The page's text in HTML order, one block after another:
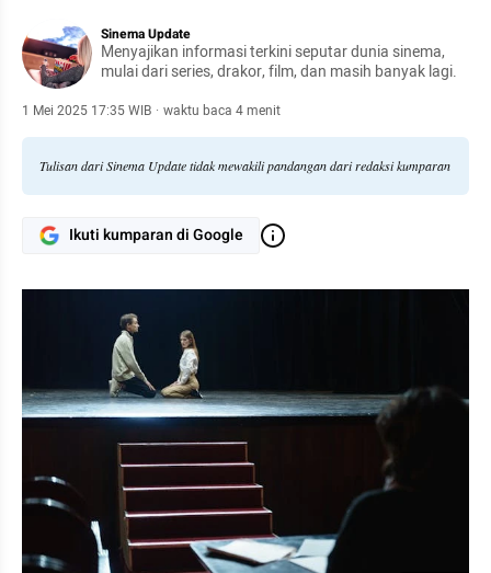
Sinema Update
Menyajikan informasi terkini seputar dunia sinema,
mulai dari series, drakor, film, dan masih banyak lagi.
1 Mei 2025 17:35 WIB · waktu baca 4 menit
Tulisan dari Sinema Update tidak mewakili pandangan dari redaksi kumparan
Ikuti kumparan di Google